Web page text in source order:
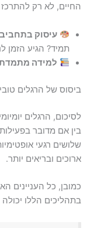
החיים, לא רק
עיסוק
תמיד? הגיע הזמן
למידה
ביסוס של הרגלים
לסיכום, הרגלים
בין אם מדובר
שלושים רגעי
ארוכים ובריאים יותר.
כמובן, כל
בתהליכים הללו